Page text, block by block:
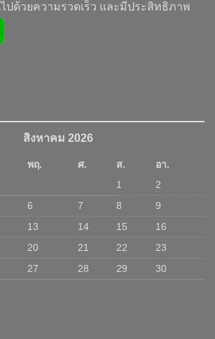
ปด้วยความรวดเร็ว และมีประสิทธิภาพ
สิงหาคม 2026
พฤ. ศ. ส.
อา.
1
2
6 7 8
9
13 14 15
16
20 21 22
23
27 28 29
30